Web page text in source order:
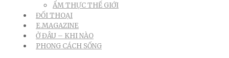
ẨM THỰC THẾ GIỚI
ĐỐI THOẠI
E.MAGAZINE
Ở ĐÂU – KHI NÀO
PHONG CÁCH SỐNG